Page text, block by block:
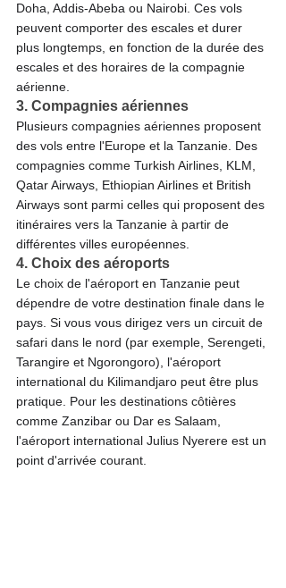
Doha, Addis-Abeba ou Nairobi. Ces vols
peuvent comporter des escales et durer
plus longtemps, en fonction de la durée des
escales et des horaires de la compagnie
aérienne.
3. Compagnies aériennes
Plusieurs compagnies aériennes proposent
des vols entre l'Europe et la Tanzanie. Des
compagnies comme Turkish Airlines, KLM,
Qatar Airways, Ethiopian Airlines et British
Airways sont parmi celles qui proposent des
itinéraires vers la Tanzanie à partir de
différentes villes européennes.
4. Choix des aéroports
Le choix de l'aéroport en Tanzanie peut
dépendre de votre destination finale dans le
pays. Si vous vous dirigez vers un circuit de
safari dans le nord (par exemple, Serengeti,
Tarangire et Ngorongoro), l'aéroport
international du Kilimandjaro peut être plus
pratique. Pour les destinations côtières
comme Zanzibar ou Dar es Salaam,
l'aéroport international Julius Nyerere est un
point d'arrivée courant.